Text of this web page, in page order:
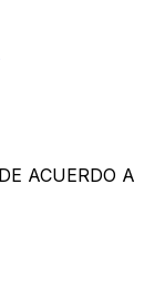
ACUERDO A